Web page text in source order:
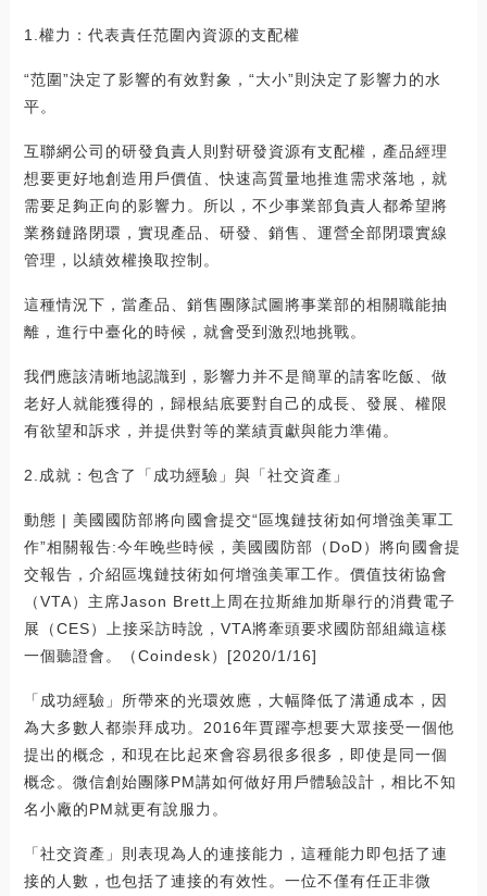
1.權力：代表責任范圍內資源的支配權
“范圍”決定了影響的有效對象，“大小”則決定了影響力的水
平。
互聯網公司的研發負責人則對研發資源有支配權，產品經理
想要更好地創造用戶價值、快速高質量地推進需求落地，就
需要足夠正向的影響力。所以，不少事業部負責人都希望將
業務鏈路閉環，實現產品、研發、銷售、運營全部閉環實線
管理，以績效權換取控制。
這種情況下，當產品、銷售團隊試圖將事業部的相關職能抽
離，進行中臺化的時候，就會受到激烈地挑戰。
我們應該清晰地認識到，影響力并不是簡單的請客吃飯、做
老好人就能獲得的，歸根結底要對自己的成長、發展、權限
有欲望和訴求，并提供對等的業績貢獻與能力準備。
2.成就：包含了「成功經驗」與「社交資產」
動態 | 美國國防部將向國會提交“區塊鏈技術如何增強美軍工
作”相關報告:今年晚些時候，美國國防部（DoD）將向國會提
交報告，介紹區塊鏈技術如何增強美軍工作。價值技術協會
（VTA）主席Jason Brett上周在拉斯維加斯舉行的消費電子
展（CES）上接采訪時說，VTA將牽頭要求國防部組織這樣
一個聽證會。（Coindesk）[2020/1/16]
「成功經驗」所帶來的光環效應，大幅降低了溝通成本，因
為大多數人都崇拜成功。2016年賈躍亭想要大眾接受一個他
提出的概念，和現在比起來會容易很多很多，即使是同一個
概念。微信創始團隊PM講如何做好用戶體驗設計，相比不知
名小廠的PM就更有說服力。
「社交資產」則表現為人的連接能力，這種能力即包括了連
接的人數，也包括了連接的有效性。一位不僅有任正非微